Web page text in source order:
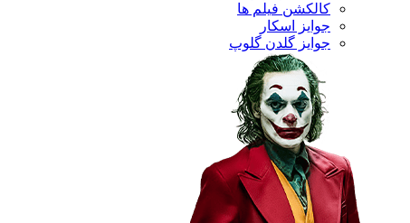
کالکشن فیلم ها
جوایز اسکار
جوایز گلدن گلوپ